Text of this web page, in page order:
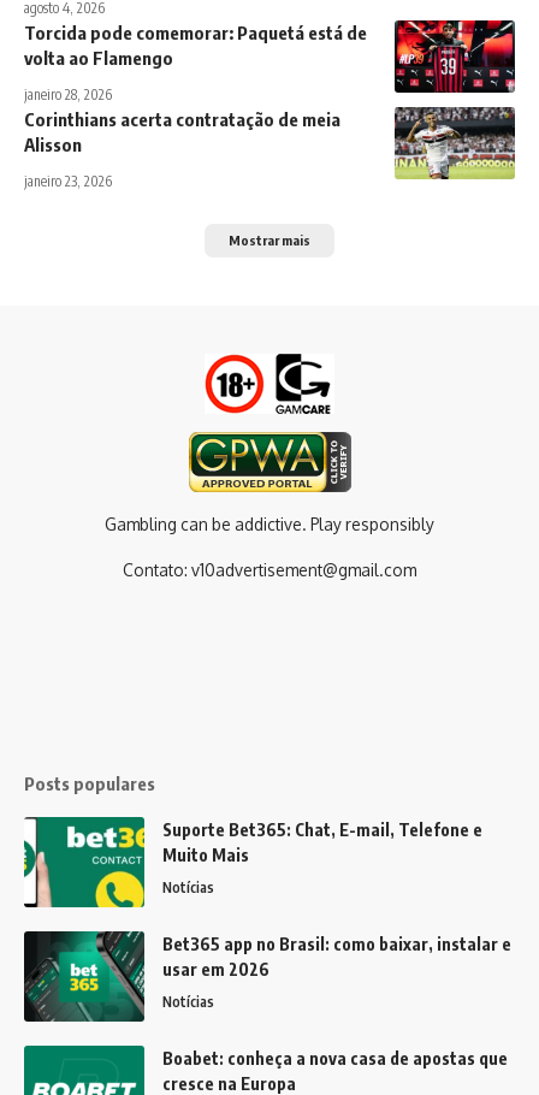
agosto 4, 2026
Torcida pode comemorar: Paquetá está de
volta ao Flamengo
janeiro 28, 2026
Corinthians acerta contratação de meia
Alisson
janeiro 23, 2026
Mostrar mais
Gambling can be addictive. Play responsibly
Contato: v10advertisement@gmail.com
Posts populares
Suporte Bet365: Chat, E-mail, Telefone e
Muito Mais
Notícias
Bet365 app no Brasil: como baixar, instalar e
usar em 2026
Notícias
Boabet: conheça a nova casa de apostas que
cresce na Europa